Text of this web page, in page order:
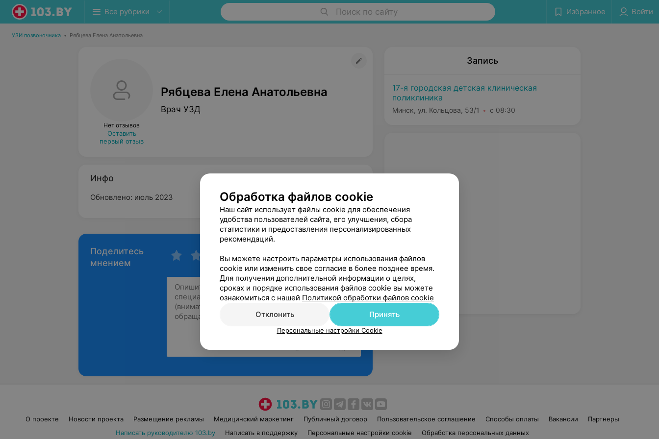
Все рубрики Поиск по сайту Избранное Войти
УЗИ позвоночника • Рябцева Елена Анатольевна
Нет отзывов
Оставить
первый отзыв
Рябцева Елена Анатольевна
Врач УЗД
Инфо
Обновлено: июль 2023
Поделитесь
мнением
Запись
17-я городская детская клиническая
поликлиника
Минск, ул. Кольцова, 53/1 с 08:30
О проекте Новости проекта Размещение рекламы Медицинский маркетинг Публичный договор Пользовательское соглашение Способы оплаты Вакансии
Партнеры
Написать руководителю 103.by
Написать в поддержку Персональные настройки cookie Обработка персональных данных
Обработка файлов cookie
Наш сайт использует файлы cookie для обеспечения
удобства пользователей сайта, его улучшения, сбора
статистики и предоставления персонализированных
рекомендаций.
Вы можете настроить параметры использования файлов
cookie или изменить свое согласие в более позднее время.
Для получения дополнительной информации о целях,
сроках и порядке использования файлов cookie вы можете
ознакомиться с нашей Политикой обработки файлов cookie
Отклонить
Принять
Персональные настройки Cookie